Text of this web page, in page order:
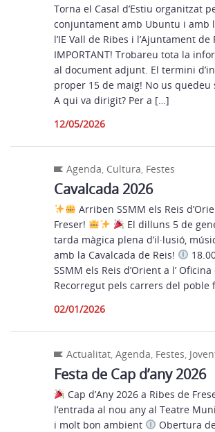
Torna el Casal d’Estiu organitzat
conjuntament amb Ubuntu i amb
l’IE Vall de Ribes i l’Ajuntament de
IMPORTANT! Trobareu tota la
al document adjunt. El termini
proper 15 de maig! No us quedeu
A qui va dirigit? Per a […]
12/05/2026
Agenda, Cultura, Festes
Cavalcada 2026
Arriben SSMM els Reis
Freser!
El dilluns 5 de
tarda màgica plena d’il·lusió,
amb la Cavalcada de Reis!
SSMM els Reis d’Orient a l’
Recorregut pels carrers del poble
02/01/2026
Actualitat,Agenda, Festes,
Festa de Cap d’any 2026
Cap d’Any 2026 a Ribes de
l’entrada al nou any al Teatre
i molt bon ambient
Obertura